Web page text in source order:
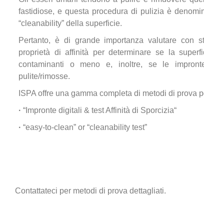
fastidiose, e questa procedura di pulizia è
“cleanability” della superficie.
Pertanto, è di grande importanza valutare con
proprietà di affinità per determinare se la
contaminanti o meno e, inoltre, se le
pulite/rimosse.
ISPA offre una gamma completa di metodi di prova
· “Impronte digitali & test Affinità di Sporcizia“
· “easy-to-clean” or “cleanability test”
Contattateci per metodi di prova dettagliati.